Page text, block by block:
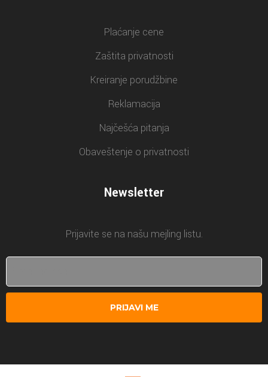
Plaćanje cene
Zaštita privatnosti
Kreiranje porudžbine
Reklamacija
Najčešća pitanja
Obaveštenje o privatnosti
Newsletter
Prijavite se na našu mejling listu.
PRIJAVI ME